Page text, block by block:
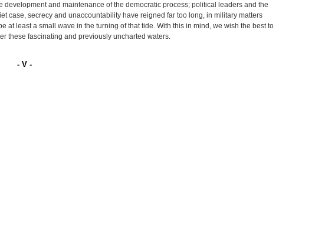
and maintenance of the democratic process; political leaders and the
case, secrecy and unaccountability have reigned far too long, in military matters
at least a small wave in the turning of that tide. With this in mind, we wish the best to
these fascinating and previously uncharted waters.
- V -